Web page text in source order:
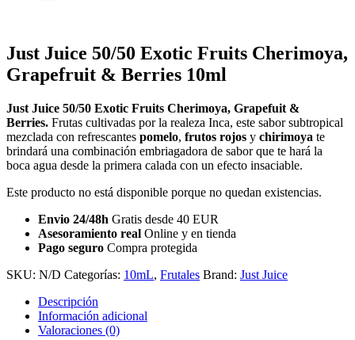
Just Juice 50/50 Exotic Fruits Cherimoya,
Grapefruit & Berries 10ml
Just Juice 50/50 Exotic Fruits Cherimoya, Grapefuit &
Berries. Frutas cultivadas por la realeza Inca, este sabor subtropical
mezclada con refrescantes pomelo, frutos rojos y chirimoya te
brindará una combinación embriagadora de sabor que te hará la
boca agua desde la primera calada con un efecto insaciable.
Este producto no está disponible porque no quedan existencias.
Envio 24/48h Gratis desde 40 EUR
Asesoramiento real Online y en tienda
Pago seguro Compra protegida
SKU: N/D Categorías: 10mL, Frutales Brand: Just Juice
Descripción
Información adicional
Valoraciones (0)